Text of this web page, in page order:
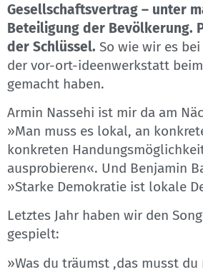
Gesellschaftsvertrag – unter
Beteiligung der Bevölkerung.
der Schlüssel. So wie wir es
der vor-ort-ideenwerkstatt
gemacht haben.
Armin Nassehi ist mir da am
»Man muss es lokal, an
konkreten
ausprobieren«. Und Benjamin
»Starke Demokratie ist lokale
Letztes Jahr haben wir den
gespielt:
»Was du träumst ,das musst